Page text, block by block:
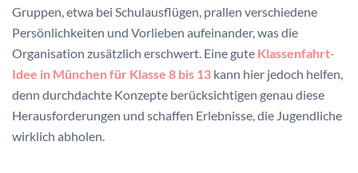
Gruppen, etwa bei Schulausflügen, prallen verschiedene
Persönlichkeiten und Vorlieben aufeinander, was die
Organisation zusätzlich erschwert. Eine gute Klassenfahrt-
Idee in München für Klasse 8 bis 13 kann hier jedoch helfen,
denn durchdachte Konzepte berücksichtigen genau diese
Herausforderungen und schaffen Erlebnisse, die Jugendliche
wirklich abholen.